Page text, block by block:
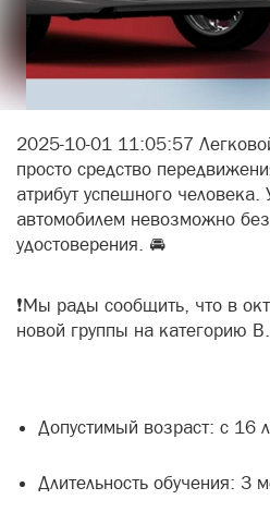
2025-10-01 11:05:57
просто средство
атрибут успешного человека.
автомобилем невозможно без
удостоверения. 🚘
❗Мы рады сообщить, что в
новой группы на категорию В.
Допустимый возраст: с 16
Длительность обучения: 3